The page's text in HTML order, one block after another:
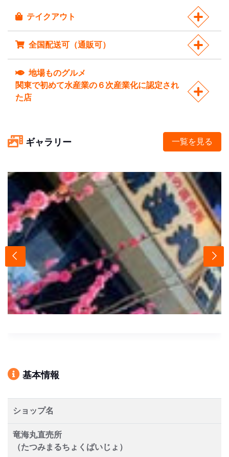
テイクアウト
全国配送可（通販可）
地場ものグルメ
関東で初めて水産業の６次産業化に認定され
た店
ギャラリー 一覧を見る
基本情報
ショップ名
竜海丸直売所
（たつみまるちょくばいじょ）